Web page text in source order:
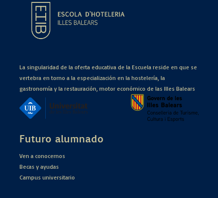
La singularidad de la oferta educativa de la Escuela reside en que se
vertebra en torno a la especialización en la hostelería, la
gastronomía y la restauración, motor económico de las Illes Balears
Futuro alumnado
Ven a conocernos
Becas y ayudas
Campus universitario